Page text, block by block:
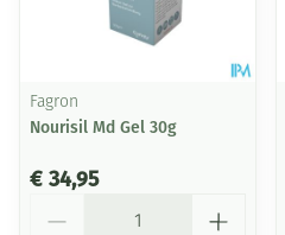
Fagron
Nourisil Md Gel 30g
€ 34,95